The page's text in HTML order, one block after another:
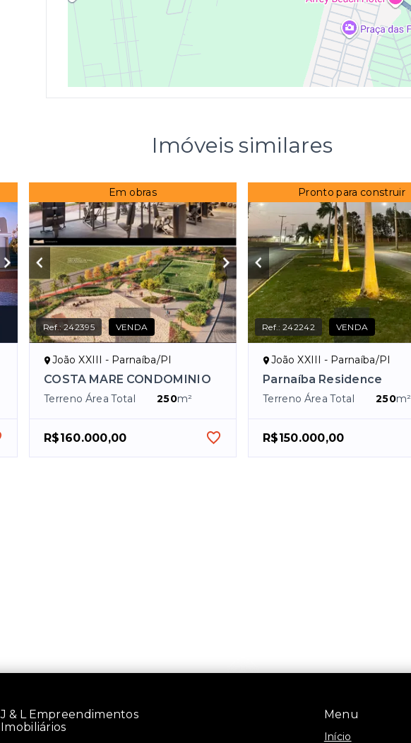
Imóveis similares
Em obras
Ref.:242395 VENDA
João XXIII - Parnaíba/PI
COSTA MARE CONDOMINIO
Terreno Área Total 250m²
R$160.000,00
Pronto para construir
Ref.:242242 VENDA
João XXIII - Parnaíba/PI
Parnaíba Residence
Terreno Área Total 250m²
R$150.000,00
Menu
Início
J & L Empreendimentos
Imobiliários